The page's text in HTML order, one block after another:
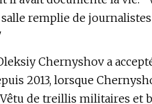
remplie de
Chernyshov a
2013, lorsque
de treillis militaires et